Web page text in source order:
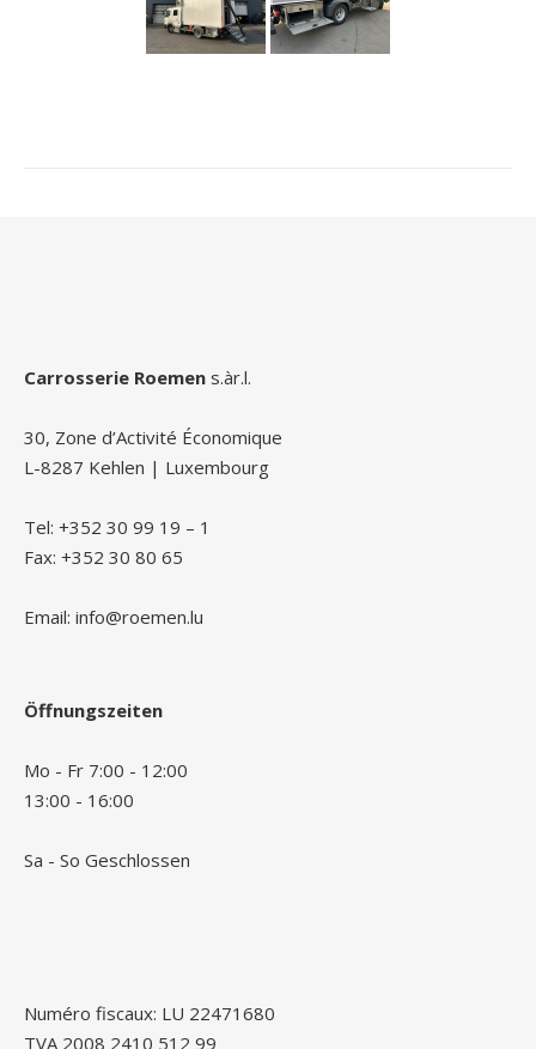
Carrosserie Roemen s.àr.l.
30, Zone d’Activité Économique
L-8287 Kehlen | Luxembourg
Tel: +352 30 99 19 – 1
Fax: +352 30 80 65
Email: info@roemen.lu
Öffnungszeiten
Mo - Fr 7:00 - 12:00
13:00 - 16:00
Sa - So Geschlossen
Numéro fiscaux: LU 22471680
TVA 2008 2410 512 99